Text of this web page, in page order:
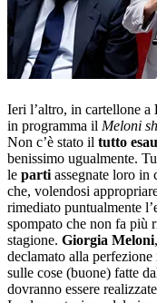
Ieri l’altro, in cartellone a
in programma il Meloni
Non c’è stato il tutto
benissimo ugualmente.
le parti assegnate loro in
che, volendosi
rimediato puntualmente
spompato che non fa più
stagione. Giorgia Meloni
declamato alla perfezione
sulle cose (buone) fatte
dovranno essere